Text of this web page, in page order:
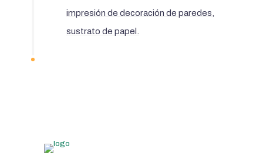
impresión de decoración de paredes,
sustrato de papel.